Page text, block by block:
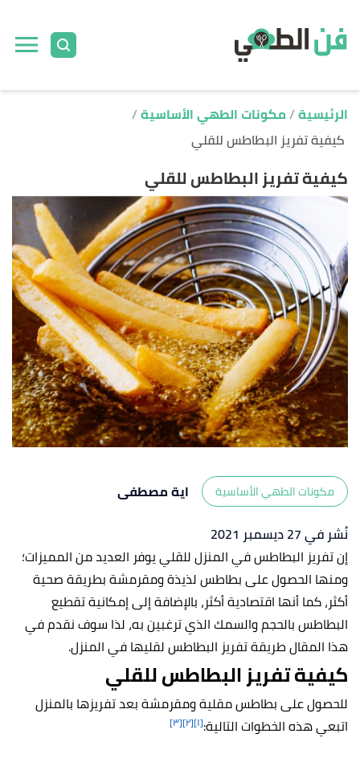
الرئيسية مكونات الطهي الأساسية
كيفية تفريز البطاطس للقلي
كيفية تفريز البطاطس للقلي
مكونات الطهي الأساسية
اية مصطفى
نُشر في 27 ديسمبر 2021
إن تفريز البطاطس في المنزل للقلي يوفر العديد من المميزات؛
ومنها الحصول على بطاطس لذيذة ومقرمشة بطريقة صحية
أكثر، كما أنها اقتصادية أكثر، بالإضافة إلى إمكانية تقطيع
البطاطس بالحجم والسمك الذي ترغبين به، لذا سوف نقدم في
هذا المقال طريقة تفريز البطاطس لقليها في المنزل.
كيفية تفريز البطاطس للقلي
للحصول على بطاطس مقلية ومقرمشة بعد تفريزها بالمنزل
اتبعي هذه الخطوات التالية:[١] [٢] [٣]